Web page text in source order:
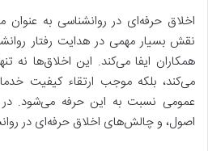
اخلاق حرفه‌ای در روانشناسی به عنوان
نقش بسیار مهمی در هدایت رفتار
همکاران ایفا می‌کند. این اخلاق‌ها نه
می‌کند، بلکه موجب ارتقاء کیفیت
عمومی نسبت به این حرفه می‌شود. در
اصول، و چالش‌های اخلاق حرفه‌ای در